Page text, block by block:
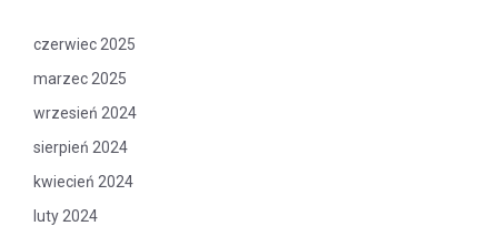
czerwiec 2025
marzec 2025
wrzesień 2024
sierpień 2024
kwiecień 2024
luty 2024